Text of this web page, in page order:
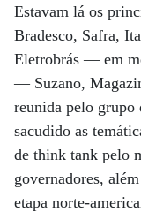
Estavam lá os
Bradesco, Safra,
Eletrobrás — em
— Suzano,
reunida pelo grupo
sacudido as
de think tank pelo
governadores,
etapa norte-